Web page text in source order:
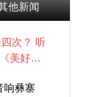
他新闻
次？ 听
美好十
响彝寨